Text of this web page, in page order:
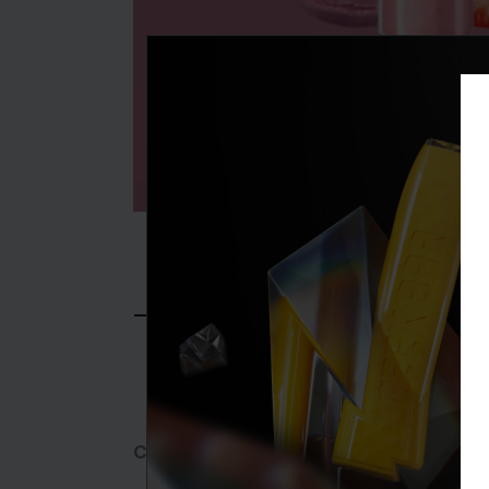
DESCRIPTION
Cremoso, de sonho, proporciona uma
Nicotina: 0%